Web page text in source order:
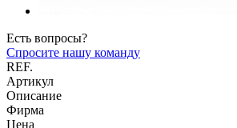
Есть вопросы?
Спросите нашу команду
REF.
Артикул
Описание
Фирма
Цена